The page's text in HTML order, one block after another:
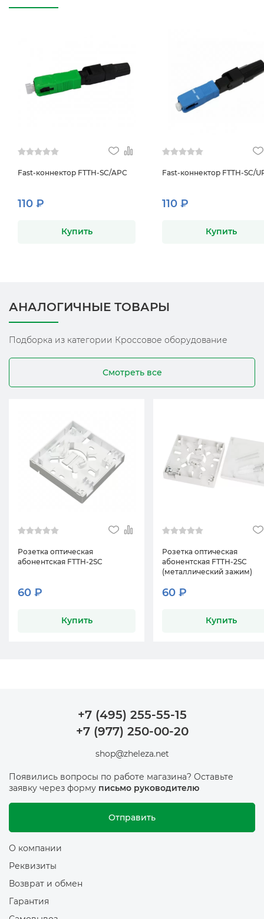
Fast-коннектор FTTH-SC/APC
110 ₽
Купить
Fast-коннектор FTTH-SC/
110 ₽
Купить
АНАЛОГИЧНЫЕ ТОВАРЫ
Подборка из категории Кроссовое оборудование
Смотреть все
Розетка оптическая
абонентская FTTH-2SC
60 ₽
Купить
Розетка оптическая
абонентская FTTH-2SC
(металлический зажим)
60 ₽
Купить
+7 (495) 255-55-15
+7 (977) 250-00-20
shop@zheleza.net
Появились вопросы по работе магазина? Оставьте
заявку через форму письмо руководителю
Отправить
О компании
Реквизиты
Возврат и обмен
Гарантия